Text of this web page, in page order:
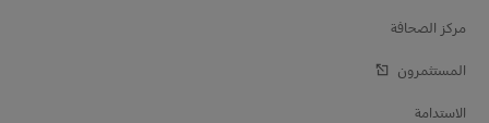
مركز الصحافة
المستثمرون
الاستدامة